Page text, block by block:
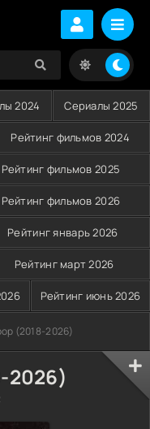
2024 Сериалы 2025
Рейтинг фильмов 2024
Рейтинг фильмов 2025
Рейтинг фильмов 2026
Рейтинг январь 2026
Рейтинг март 2026
Рейтинг июнь 2026
(2018-2026)
2026)